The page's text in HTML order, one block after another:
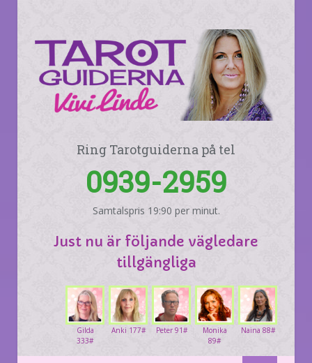
Ring Tarotguiderna på tel
0939-2959
Samtalspris 19:90 per minut.
Just nu är följande vägledare
tillgängliga
Naina 88#
Monika
89#
Peter 91#
Anki 177#
Gilda
333#